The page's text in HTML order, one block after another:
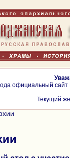
официальный
Текущий